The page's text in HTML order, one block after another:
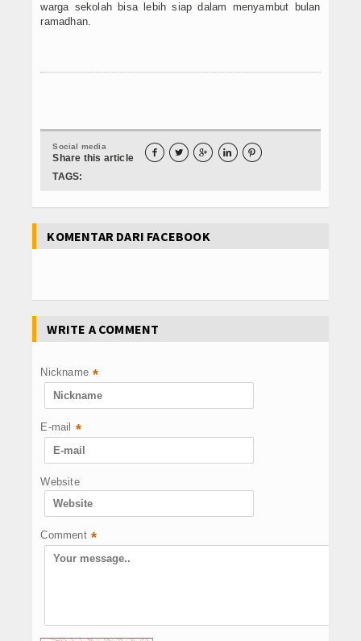
warga sekolah bisa lebih siap dalam menyambut bulan
ramadhan.
Social media
Share this article     
TAGS:
KOMENTAR DARI FACEBOOK
WRITE A COMMENT
Nickname *
E-mail *
Website
Comment *